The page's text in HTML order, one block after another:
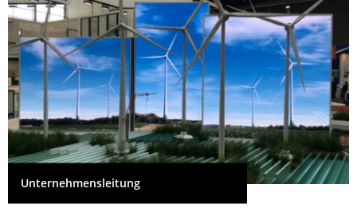
Unternehmensleitung